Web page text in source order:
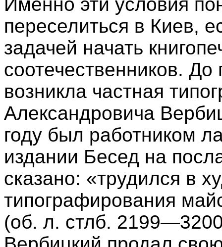
Именно эти условия
переселиться в Киев,
задачей начать
соотечественников.
возникла частная
Александровича
году был работником
издании Бесед на
сказано: «трудился в
типографирования
(об. л. стлб.